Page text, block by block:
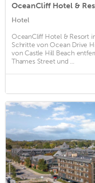
OceanCliff Hotel &
Hotel
OceanCliff Hotel & Resort
Schritte von Ocean Drive
von Castle Hill Beach
Thames Street und ...